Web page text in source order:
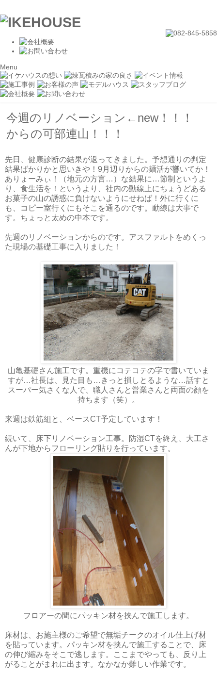
Menu
今週のリノベーション←new！！！
からの可部連山！！！
先日、健康診断の結果が返ってきました。予想通りの判定
結果ばかりかと思いきや！9月辺りからの麺活が響いてか！
ありょーみぃ！（地元の方言…）な結果に…節制というよ
り、食生活を！というより、社内の動線上にちょうどある
お菓子の山の誘惑に負けないようにせねば！外に行くに
も、コピー室行くにもそこを通るのです。動線は大事で
す。ちょっと太めの中本です。
先週のリノベーションからのです。アスファルトをめくっ
た現場の基礎工事に入りました！
山亀基礎さん施工です。重機にコテコテの字で書いていま
すが…社長は、見た目も…きっと損しとるような…話すと
スーパー気さくな人で、職人さんと営業さんと両面の顔を
持ちます（笑）。
来週は鉄筋組と、ベースCT予定しています！
続いて、床下リノベーション工事。防湿CTを終え、大工さ
んが下地からフローリング貼りを行っています。
フロアーの間にパッキン材を挟んで施工します。
床材は、お施主様のご希望で無垢チークのオイル仕上げ材
を貼っています。パッキン材を挟んで施工することで、床
の伸び縮みをそこで逃します。ここまでやっても、反り上
がることがまれに出ます。なかなか難しい作業です。